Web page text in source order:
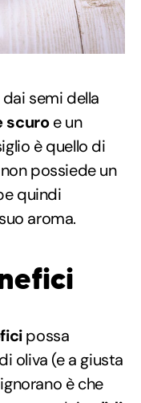
semi della
scuroe un
è quello di
possiede un
quindi
aroma.
possa
oliva (e a giusta
è che